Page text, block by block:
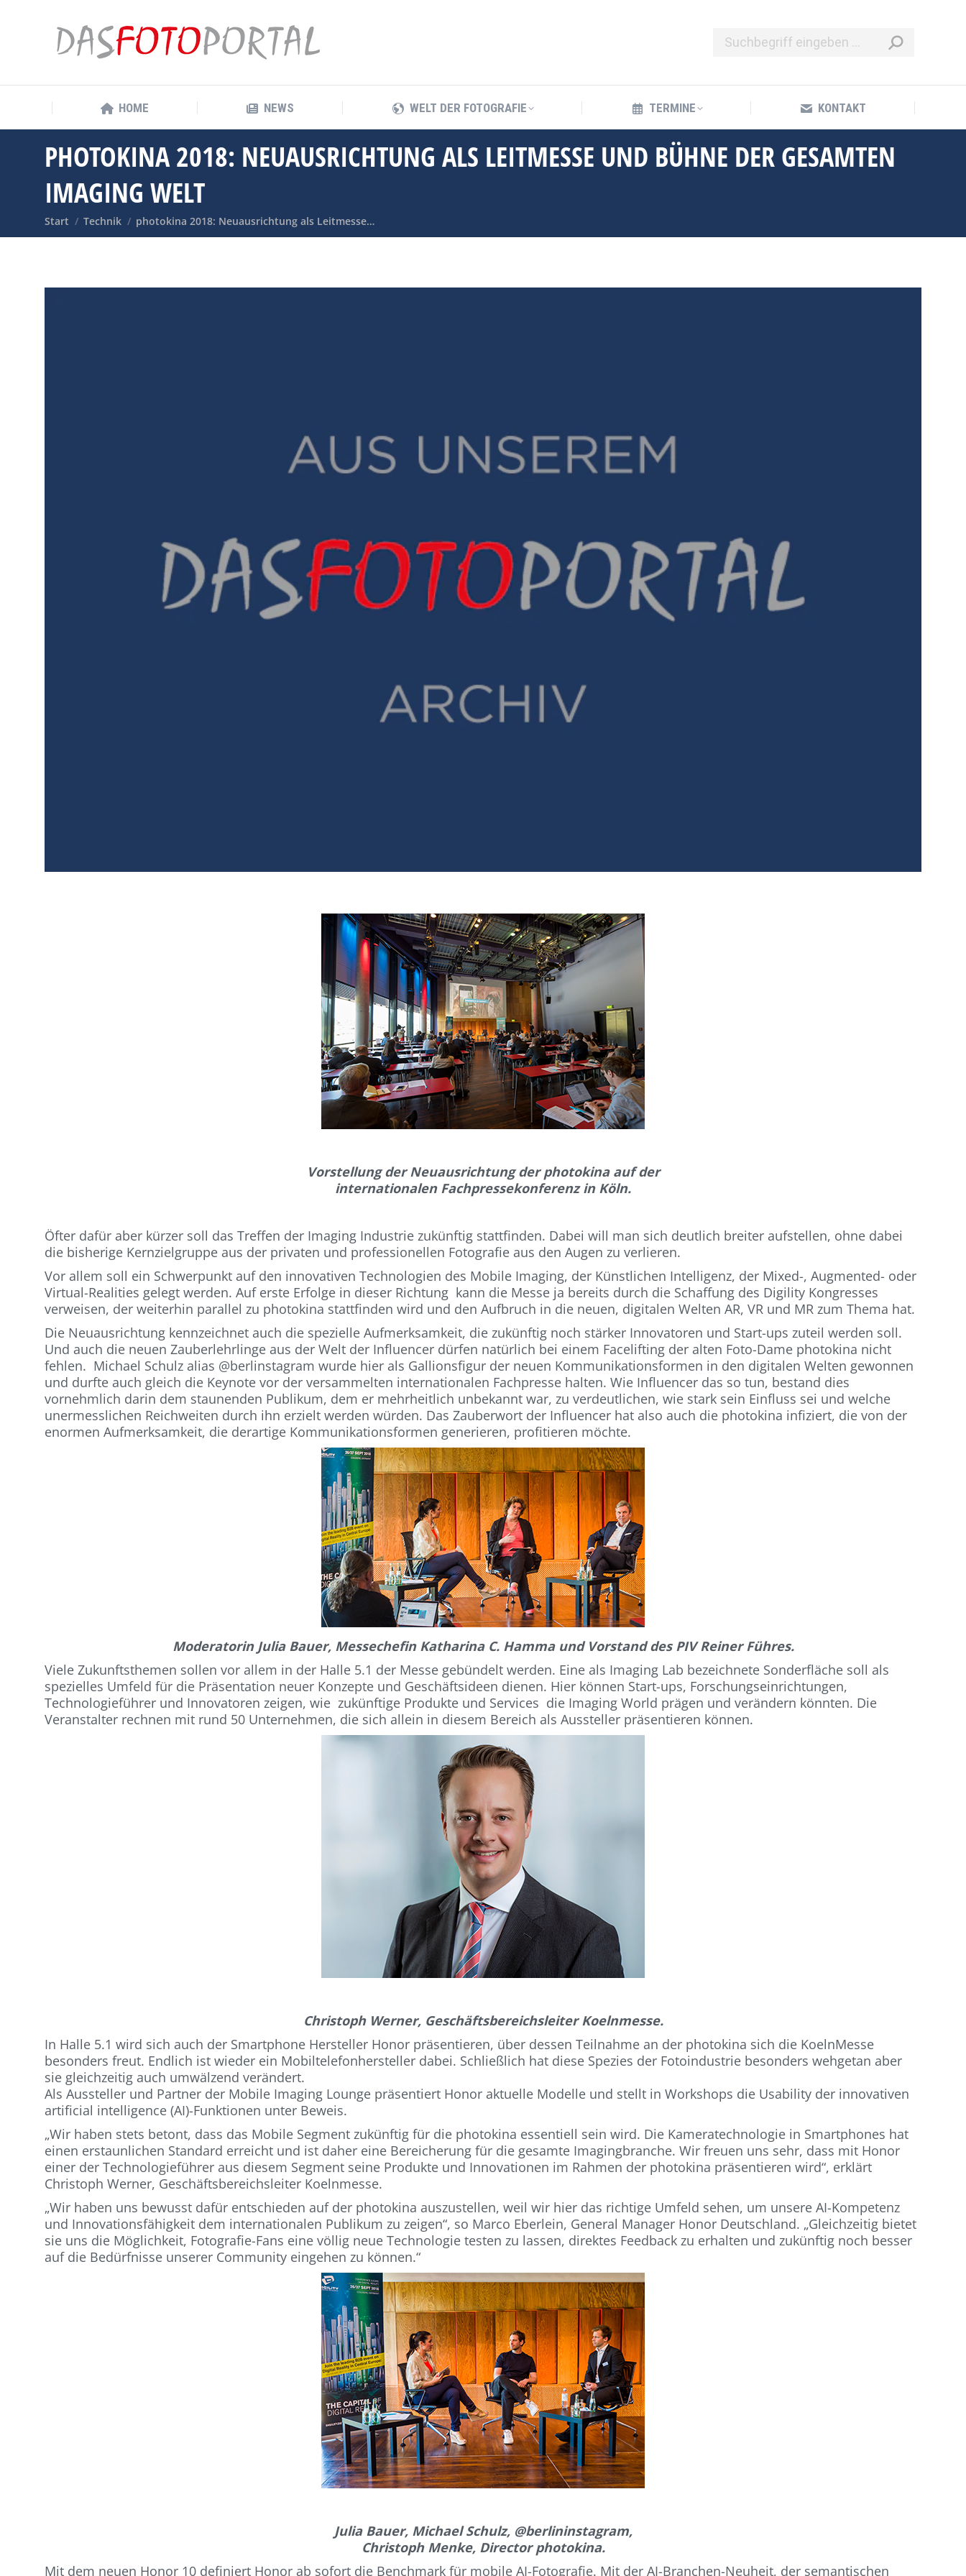
HOME NEWS WELT DER FOTOGRAFIE TERMINE KONTAKT
PHOTOKINA 2018: NEUAUSRICHTUNG ALS LEITMESSE UND BÜHNE DER GESAMTEN
IMAGING WELT
Sie befinden sich hier:
Start Technik photokina 2018: Neuausrichtung als Leitmesse…
Vorstellung der Neuausrichtung der photokina auf der
internationalen Fachpressekonferenz in Köln.
Öfter dafür aber kürzer soll das Treffen der Imaging Industrie zukünftig stattfinden. Dabei will man sich deutlich breiter aufstellen, ohne dabei
die bisherige Kernzielgruppe aus der privaten und professionellen Fotografie aus den Augen zu verlieren.
Vor allem soll ein Schwerpunkt auf den innovativen Technologien des Mobile Imaging, der Künstlichen Intelligenz, der Mixed-, Augmented- oder
Virtual-Realities gelegt werden. Auf erste Erfolge in dieser Richtung kann die Messe ja bereits durch die Schaffung des Digility Kongresses
verweisen, der weiterhin parallel zu photokina stattfinden wird und den Aufbruch in die neuen, digitalen Welten AR, VR und MR zum Thema hat.
Die Neuausrichtung kennzeichnet auch die spezielle Aufmerksamkeit, die zukünftig noch stärker Innovatoren und Start-ups zuteil werden soll.
Und auch die neuen Zauberlehrlinge aus der Welt der Influencer dürfen natürlich bei einem Facelifting der alten Foto-Dame photokina nicht
fehlen. Michael Schulz alias @berlinstagram wurde hier als Gallionsfigur der neuen Kommunikationsformen in den digitalen Welten gewonnen
und durfte auch gleich die Keynote vor der versammelten internationalen Fachpresse halten. Wie Influencer das so tun, bestand dies
vornehmlich darin dem staunenden Publikum, dem er mehrheitlich unbekannt war, zu verdeutlichen, wie stark sein Einfluss sei und welche
unermesslichen Reichweiten durch ihn erzielt werden würden. Das Zauberwort der Influencer hat also auch die photokina infiziert, die von der
enormen Aufmerksamkeit, die derartige Kommunikationsformen generieren, profitieren möchte.
Moderatorin Julia Bauer, Messechefin Katharina C. Hamma und Vorstand des PIV Reiner Führes.
Viele Zukunftsthemen sollen vor allem in der Halle 5.1 der Messe gebündelt werden. Eine als Imaging Lab bezeichnete Sonderfläche soll als
spezielles Umfeld für die Präsentation neuer Konzepte und Geschäftsideen dienen. Hier können Start-ups, Forschungseinrichtungen,
Technologieführer und Innovatoren zeigen, wie zukünftige Produkte und Services die Imaging World prägen und verändern könnten. Die
Veranstalter rechnen mit rund 50 Unternehmen, die sich allein in diesem Bereich als Aussteller präsentieren können.
Christoph Werner, Geschäftsbereichsleiter Koelnmesse.
In Halle 5.1 wird sich auch der Smartphone Hersteller Honor präsentieren, über dessen Teilnahme an der photokina sich die KoelnMesse
besonders freut. Endlich ist wieder ein Mobiltelefonhersteller dabei. Schließlich hat diese Spezies der Fotoindustrie besonders wehgetan aber
sie gleichzeitig auch umwälzend verändert.
Als Aussteller und Partner der Mobile Imaging Lounge präsentiert Honor aktuelle Modelle und stellt in Workshops die Usability der innovativen
artificial intelligence (AI)-Funktionen unter Beweis.
„Wir haben stets betont, dass das Mobile Segment zukünftig für die photokina essentiell sein wird. Die Kameratechnologie in Smartphones hat
einen erstaunlichen Standard erreicht und ist daher eine Bereicherung für die gesamte Imagingbranche. Wir freuen uns sehr, dass mit Honor
einer der Technologieführer aus diesem Segment seine Produkte und Innovationen im Rahmen der photokina präsentieren wird“, erklärt
Christoph Werner, Geschäftsbereichsleiter Koelnmesse.
„Wir haben uns bewusst dafür entschieden auf der photokina auszustellen, weil wir hier das richtige Umfeld sehen, um unsere AI-Kompetenz
und Innovationsfähigkeit dem internationalen Publikum zu zeigen“, so Marco Eberlein, General Manager Honor Deutschland. „Gleichzeitig bietet
sie uns die Möglichkeit, Fotografie-Fans eine völlig neue Technologie testen zu lassen, direktes Feedback zu erhalten und zukünftig noch besser
auf die Bedürfnisse unserer Community eingehen zu können.“
Julia Bauer, Michael Schulz, @berlininstagram,
Christoph Menke, Director photokina.
Mit dem neuen Honor 10 definiert Honor ab sofort die Benchmark für mobile AI-Fotografie. Mit der AI-Branchen-Neuheit, der semantischen
HOME NEWS